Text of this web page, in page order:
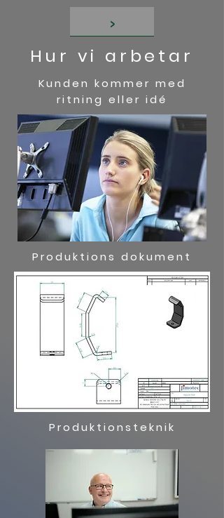
>
Hur vi arbetar
Kunden kommer med
ritning eller idé
Produktions dokument
Produktionsteknik